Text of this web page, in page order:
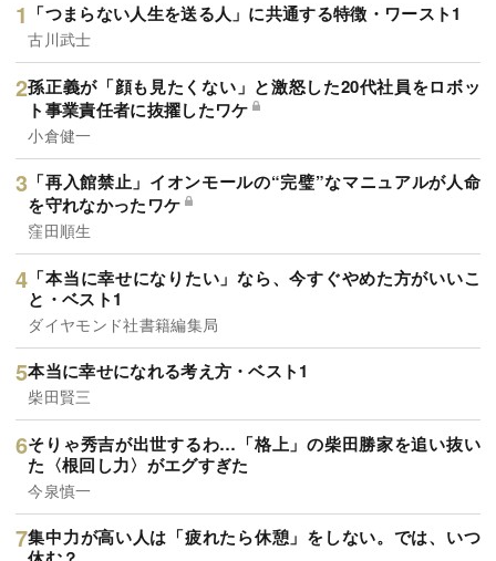
「つまらない人生を送る人」に共通する特徴・ワースト1
古川武士
孫正義が「顔も見たくない」と激怒した20代社員をロボッ
ト事業責任者に抜擢したワケ
小倉健一
「再入館禁止」イオンモールの“完璧”なマニュアルが人命
を守れなかったワケ
窪田順生
「本当に幸せになりたい」なら、今すぐやめた方がいいこ
と・ベスト1
ダイヤモンド社書籍編集局
本当に幸せになれる考え方・ベスト1
柴田賢三
そりゃ秀吉が出世するわ…「格上」の柴田勝家を追い抜い
た〈根回し力〉がエグすぎた
今泉慎一
集中力が高い人は「疲れたら休憩」をしない。では、いつ